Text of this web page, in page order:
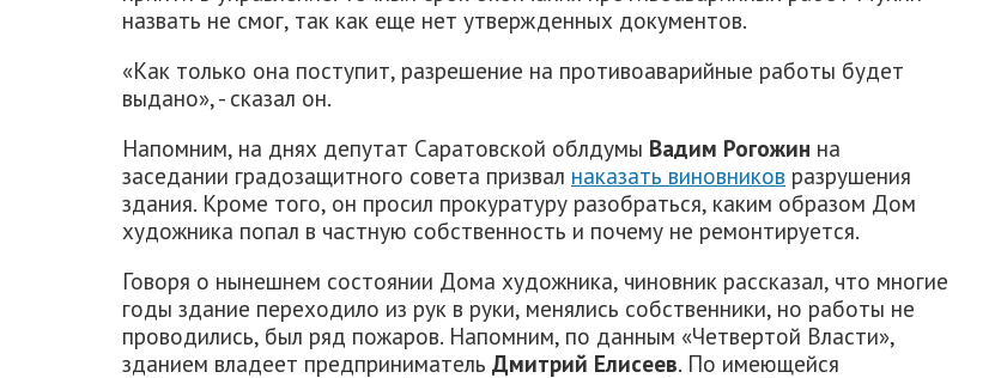
назвать не смог, так как еще нет утвержденных документов.
«Как только она поступит, разрешение на противоаварийные работы будет
выдано», - сказал он.
Напомним, на днях депутат Саратовской облдумы Вадим Рогожин на
заседании градозащитного совета призвал наказать виновников разрушения
здания. Кроме того, он просил прокуратуру разобраться, каким образом Дом
художника попал в частную собственность и почему не ремонтируется.
Говоря о нынешнем состоянии Дома художника, чиновник рассказал, что многие
годы здание переходило из рук в руки, менялись собственники, но работы не
проводились, был ряд пожаров. Напомним, по данным «Четвертой Власти»,
зданием владеет предприниматель Дмитрий Елисеев. По имеющейся